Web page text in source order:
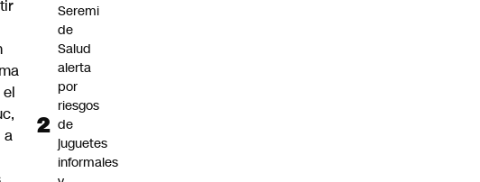
a
Seremi
de
Salud
alerta
por
riesgos
de
juguetes
informales